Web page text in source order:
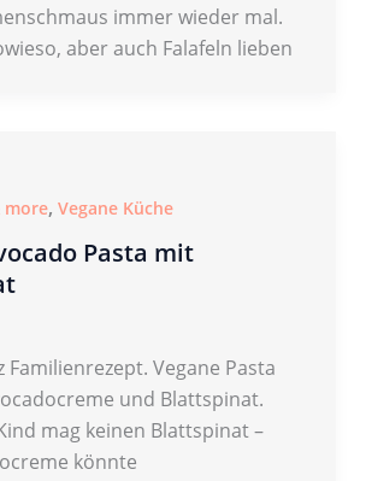
immer wieder mal.
aber auch Falafeln lieben
more, Vegane Küche
Pasta mit
Familienrezept. Vegane Pasta
und Blattspinat.
mag keinen Blattspinat –
könnte